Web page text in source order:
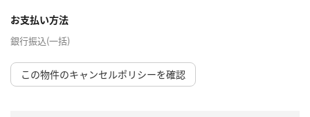
お支払い方法
銀行振込(一括)
この物件のキャンセルポリシーを確認